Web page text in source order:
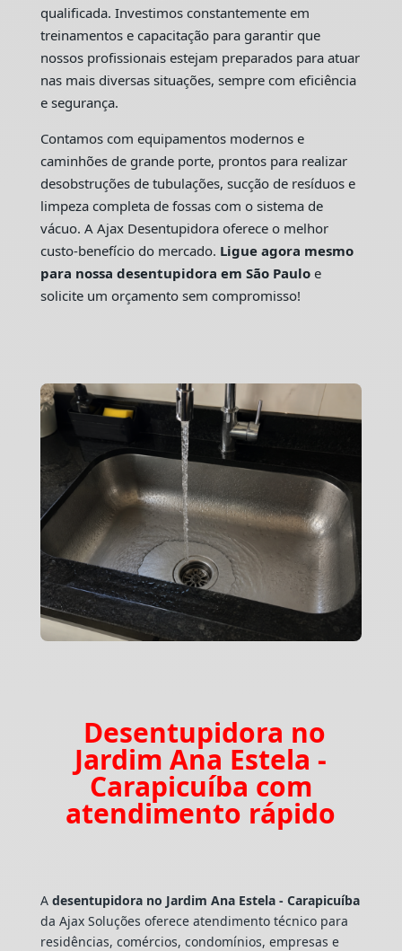
qualificada. Investimos constantemente em
treinamentos e capacitação para garantir que
nossos profissionais estejam preparados para atuar
nas mais diversas situações, sempre com eficiência
e segurança.
Contamos com equipamentos modernos e
caminhões de grande porte, prontos para realizar
desobstruções de tubulações, sucção de resíduos e
limpeza completa de fossas com o sistema de
vácuo. A Ajax Desentupidora oferece o melhor
custo-benefício do mercado. Ligue agora mesmo
para nossa desentupidora em São Pauloe
solicite um orçamento sem compromisso!
Desentupidora no
Jardim Ana Estela -
Carapicuíba com
atendimento rápido
A desentupidora no Jardim Ana Estela - Carapicuíba
da Ajax Soluções oferece atendimento técnico para
residências, comércios, condomínios, empresas e